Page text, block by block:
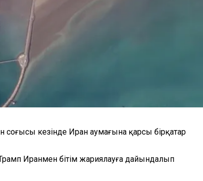
соғысы кезінде Иран аумағына қарсы бірқатар
Иранмен бітім жариялауға дайындалып